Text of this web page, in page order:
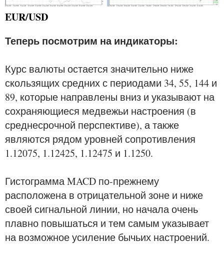
EUR/USD
Теперь посмотрим на индикаторы:
Курс валюты остается значительно ниже
скользящих средних с периодами 34, 55, 144 и
89, которые направлены вниз и указывают на
сохраняющиеся медвежьи настроения (в
среднесрочной перспективе), а также
являются рядом уровней сопротивления
1.12075, 1.12425, 1.12475 и 1.1250.
Гистограмма MACD по-прежнему
расположена в отрицательной зоне и ниже
своей сигнальной линии, но начала очень
плавно повышаться и тем самым указывает
на возможное усиление бычьих настроений.